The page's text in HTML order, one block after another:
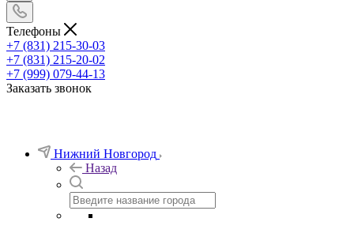
Телефоны
+7 (831) 215-30-03
+7 (831) 215-20-02
+7 (999) 079-44-13
Заказать звонок
Нижний Новгород
Назад